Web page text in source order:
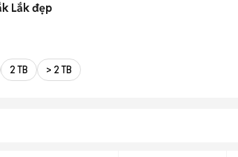
Lắk đẹp
2 TB > 2 TB